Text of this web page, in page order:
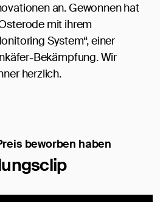
an. Gewonnen hat
mit ihrem
System“, einer
Bekämpfung. Wir
herzlich.
beworben haben